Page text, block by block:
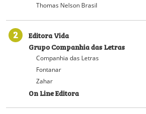
Thomas Nelson Brasil
2
Editora Vida
Grupo Companhia das Letras
Companhia das Letras
Fontanar
Zahar
On Line Editora